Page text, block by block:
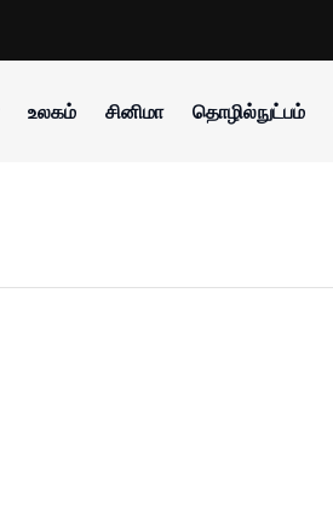
உலகம் சினிமா தொழில்நுட்பம்